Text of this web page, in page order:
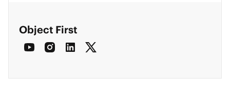
Object First